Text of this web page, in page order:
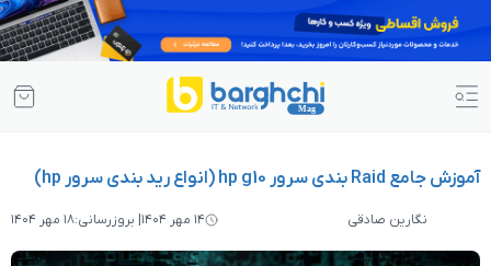
| بروزرسانی:۱۸ مهر ۱۴۰۴